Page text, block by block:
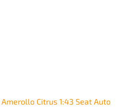
Citrus 1:43 Seat Auto